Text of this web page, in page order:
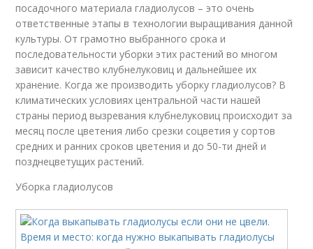
посадочного материала гладиолусов – это очень
ответственные этапы в технологии выращивания данной
культуры. От грамотно выбранного срока и
последовательности уборки этих растений во многом
зависит качество клубнелуковиц и дальнейшее их
хранение. Когда же производить уборку гладиолусов? В
климатических условиях центральной части нашей
страны период вызревания клубнелуковиц происходит за
месяц после цветения либо срезки соцветия у сортов
средних и ранних сроков цветения и до 50-ти дней и
позднецветущих растений.
Уборка гладиолусов